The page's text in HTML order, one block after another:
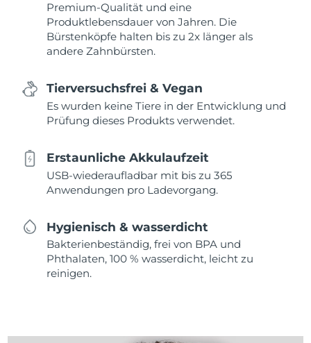
Premium-Qualität und eine
Produktlebensdauer von Jahren. Die
Bürstenköpfe halten bis zu 2x länger als
andere Zahnbürsten.
Tierversuchsfrei & Vegan
Es wurden keine Tiere in der Entwicklung und
Prüfung dieses Produkts verwendet.
Erstaunliche Akkulaufzeit
USB-wiederaufladbar mit bis zu 365
Anwendungen pro Ladevorgang.
Hygienisch & wasserdicht
Bakterienbeständig, frei von BPA und
Phthalaten, 100 % wasserdicht, leicht zu
reinigen.